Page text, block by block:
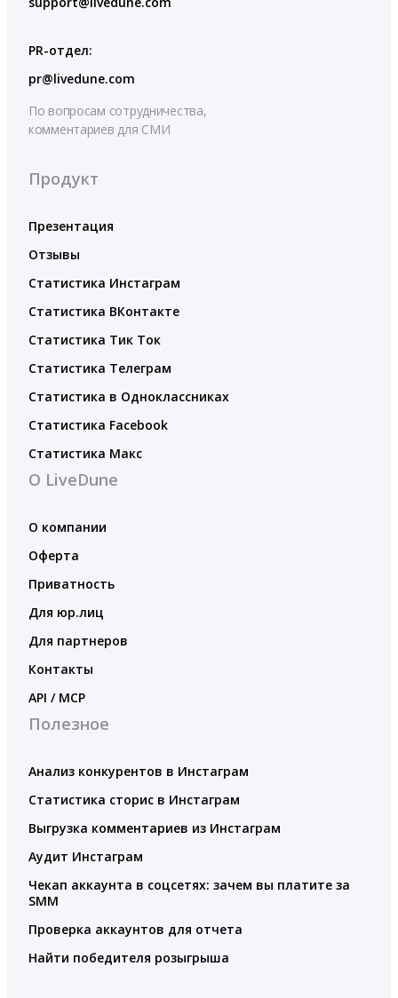
PR-отдел:
pr@livedune.com
По вопросам сотрудничества,
комментариев для СМИ
Продукт
Презентация
Отзывы
Статистика Инстаграм
Статистика ВКонтакте
Статистика Тик Ток
Статистика Телеграм
Статистика в Одноклассниках
Статистика Facebook
Статистика Макс
О LiveDune
О компании
Оферта
Приватность
Для юр.лиц
Для партнеров
Контакты
API / MCP
Полезное
Анализ конкурентов в Инстаграм
Статистика сторис в Инстаграм
Выгрузка комментариев из Инстаграм
Аудит Инстаграм
Чекап аккаунта в соцсетях: зачем вы платите за
SMM
Проверка аккаунтов для отчета
Найти победителя розыгрыша